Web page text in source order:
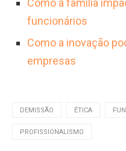
Como a família
funcionários
Como a inovação
empresas
DEMISSÃO ÉTICA
PROFISSIONALISMO